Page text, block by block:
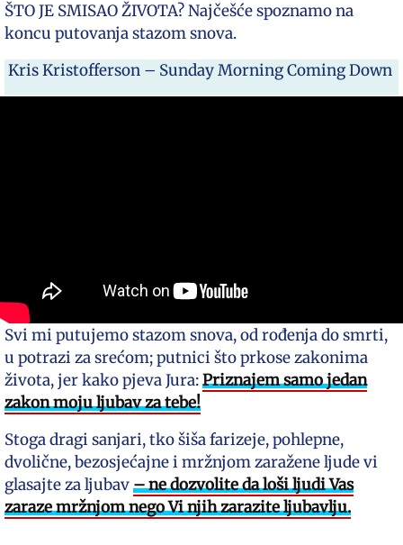
ŠTO JE SMISAO ŽIVOTA? Najčešće spoznamo na
koncu putovanja stazom snova.
Kris Kristofferson – Sunday Morning Coming Down
Svi mi putujemo stazom snova, od rođenja do smrti,
u potrazi za srećom; putnici što prkose zakonima
života, jer kako pjeva Jura:Priznajem samo jedan
zakon moju ljubav za tebe!
Stoga dragi sanjari, tko šiša farizeje, pohlepne,
dvolične, bezosjećajne i mržnjom zaražene ljude vi
glasajte za ljubav– ne dozvolite da loši ljudi Vas
zaraze mržnjom nego Vi njih zarazite ljubavlju.